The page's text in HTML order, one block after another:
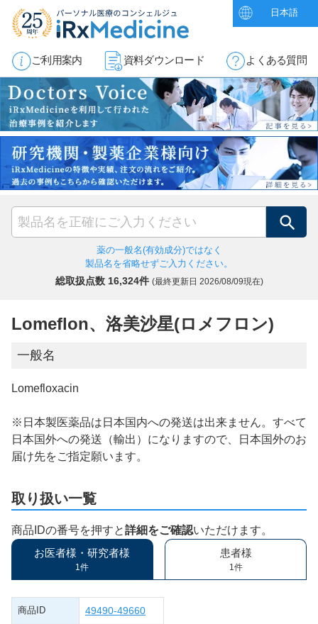
日本語
ご利用案内 資料ダウンロード よくある質問
検索
薬の一般名(有効成分)ではなく
製品名を省略せずご入力ください。
総取扱点数 16,324件 (最終更新日 2026/08/09現在)
Lomeflon、洛美沙星(ロメフロン)
一般名
Lomefloxacin
※日本製医薬品は日本国内への発送は出来ません。すべて
日本国外への発送（輸出）になりますので、日本国外のお
届け先をご指定願います。
取り扱い一覧
商品IDの番号を押すと詳細をご確認いただけます。
お医者様・研究者様
1件
患者様
1件
商品ID 49490-49660